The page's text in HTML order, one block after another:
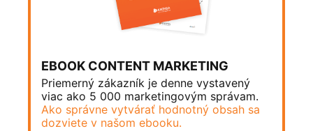
EBOOK CONTENT MARKETING
Priemerný zákazník je denne vystavený
viac ako 5 000 marketingovým správam.
Ako správne vytvárať hodnotný obsah sa
dozviete v našom ebooku.